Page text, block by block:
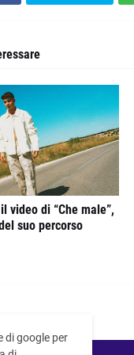
video di “Che male”,
suo percorso
di google per